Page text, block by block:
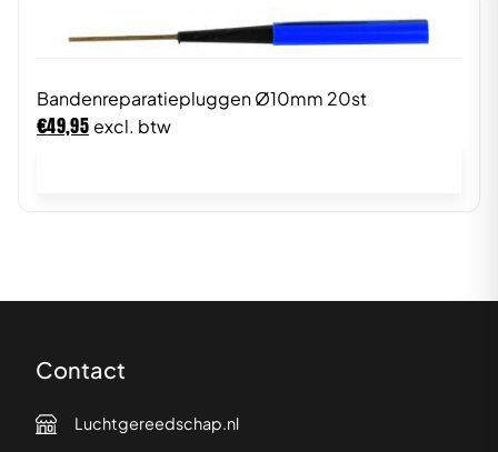
Bandenreparatiepluggen Ø10mm 20st
€49,95 excl. btw
Contact
Luchtgereedschap.nl